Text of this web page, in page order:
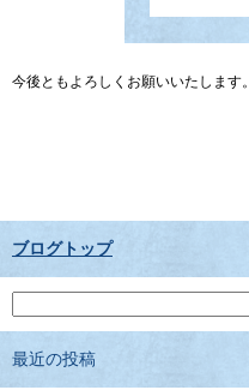
今後ともよろしくお願いいたします。
ブログトップ
最近の投稿